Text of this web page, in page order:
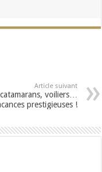
Article suivant
voiliers…
prestigieuses !